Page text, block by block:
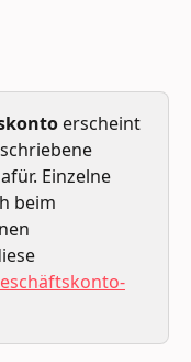
erscheint
Einzelne
beim